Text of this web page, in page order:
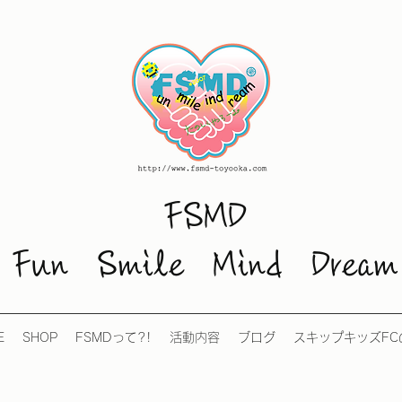
FSMD
Fun Smile Mind Dream
SHOP FSMDって?! 活動内容 ブログ スキップキッズFC